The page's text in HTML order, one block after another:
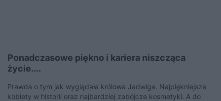
Ponadczasowe piękno i kariera niszcząca
życie....
Prawda o tym jak wyglądała królowa Jadwiga. Najpiękniejsze
kobiety w historii oraz najbardziej zabójcze kosmetyki. A do